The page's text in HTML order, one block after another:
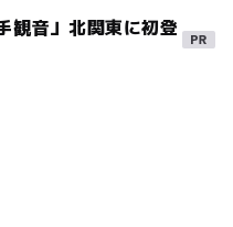
観音」北関東に初登